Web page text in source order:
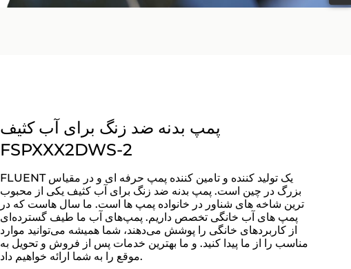
پمپ بدنه ضد زنگ برای آب کثیف
FSPXXX2DWS-2
FLUENT یک تولید کننده و تامین کننده پمپ حرفه ای و در مقیاس
بزرگ در چین است. پمپ بدنه ضد زنگ برای آب کثیف یکی از محبوب
ترین شاخه های شناور در خانواده پمپ ها است. ما سال هاست که در
پمپ های آب خانگی تخصص داریم. پمپ‌های آب ما طیف گسترده‌ای
از کاربردهای خانگی را پوشش می‌دهند، شما همیشه می‌توانید موارد
مناسب را از ما پیدا کنید. و ما بهترین خدمات پس از فروش و تحویل به
موقع را به شما ارائه خواهیم داد.